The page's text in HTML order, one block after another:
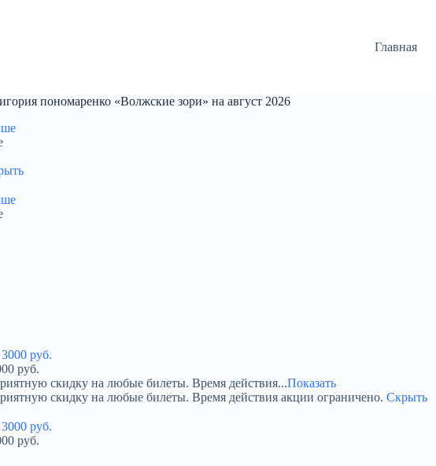
Главная
пономаренко «Волжские зори» на август 2026
руб.
скидку на любые билеты. Время действия...Показать
скидку на любые билеты. Время действия акции ограничено. Скрыть
руб.